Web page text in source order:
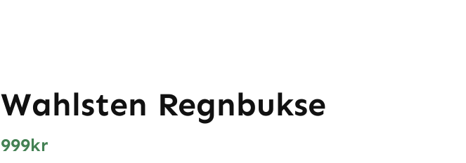
Wahlsten Regnbukse
999kr